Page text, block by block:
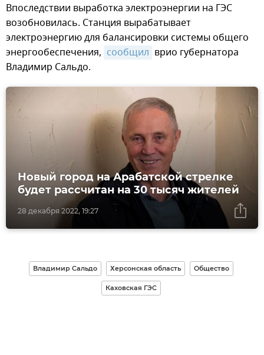
Впоследствии выработка электроэнергии на ГЭС
возобновилась. Станция вырабатывает
электроэнергию для балансировки системы общего
энергообеспечения, сообщил врио губернатора
Владимир Сальдо.
28 декабря 2022, 19:27
Новый город на Арабатской стрелке
будет рассчитан на 30 тысяч жителей
Владимир Сальдо Херсонская область Общество
Каховская ГЭС